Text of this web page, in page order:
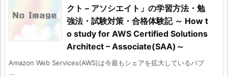
クト – アソシエイト」の学習方法・勉
強法・試験対策・合格体験記 ～ How t
o study for AWS Certified Solutions
Architect – Associate(SAA)～
Amazon Web Services(AWS)は今最もシェアを拡大しているパブ
...